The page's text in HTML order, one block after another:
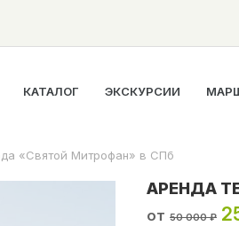
КАТАЛОГ ЭКСКУРСИИ
«Святой Митрофан» в СПб
АРЕНДА
от 50 000 ₽